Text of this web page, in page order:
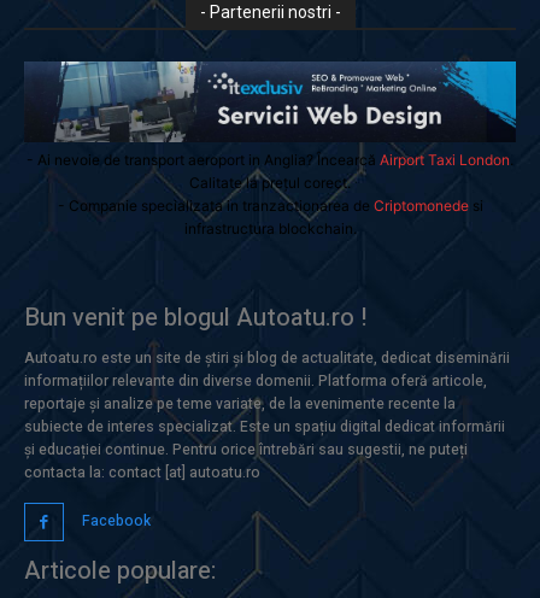
- Partenerii nostri -
- Ai nevoie de transport aeroport in Anglia? Încearcă Airport Taxi London
Calitate la prețul corect.
- Companie specializata in tranzactionarea de Criptomonedesi
infrastructura blockchain.
Bun venit pe blogul Autoatu.ro !
Autoatu.ro este un site de știri și blog de actualitate, dedicat diseminării
informațiilor relevante din diverse domenii. Platforma oferă articole,
reportaje și analize pe teme variate, de la evenimente recente la
subiecte de interes specializat. Este un spațiu digital dedicat informării
și educației continue. Pentru orice întrebări sau sugestii, ne puteți
contacta la: contact [at] autoatu.ro
Facebook
Articole populare: